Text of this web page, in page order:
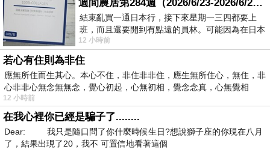
週間農居第284週（2026/6/23-2026/6/24) 夏至 金黃稻浪洋溢豐收喜悅
結束亂買一通日本行，接下來星期一三四都要上
班，而且還要開到有點遠的員林。可能因為在日本
花不少錢，星期一出門上班時，心裡沒有一
12 小時前
若心有住則為非住
應無所住而生其心。本心不住，非住非非住，應生無所住心，無住，非
心非非心無念無無念，覺心初起，心無初相，覺念念真，心無覺相
12 小時前
在我心裡你已經是騙子了........
Dear: 我只是隨口問了你什麼時候生日?想說獅子座的你現在八月
了，結果出現了20，我不 可置信地看著這個